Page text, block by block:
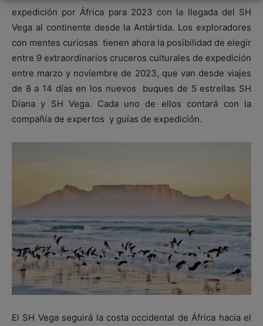
expedición por África para 2023 con la llegada del SH
Vega al continente desde la Antártida. Los exploradores
con mentes curiosas tienen ahora la posibilidad de elegir
entre 9 extraordinarios cruceros culturales de expedición
entre marzo y noviembre de 2023, que van desde viajes
de 8 a 14 días en los nuevos buques de 5 estrellas SH
Diana y SH Vega. Cada uno de ellos contará con la
compañía de expertos y guías de expedición.
El SH Vega seguirá la costa occidental de África hacia el